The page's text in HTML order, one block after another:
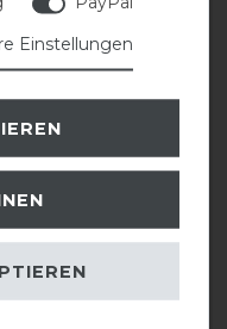
Kartusche für
€ *
Einstellungen